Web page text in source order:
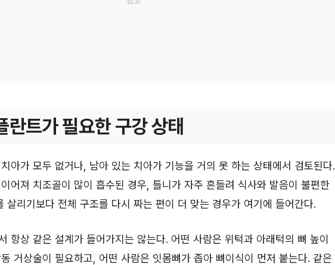
란트가 필요한 구강 상태
아가 모두 없거나, 남아 있는 치아가 기능을 거의 못 하는 상태에서 검토된다.
어져 치조골이 많이 흡수된 경우, 틀니가 자주 흔들려 식사와 발음이 불편한
살리기보다 전체 구조를 다시 짜는 편이 더 맞는 경우가 여기에 들어간다.
항상 같은 설계가 들어가지는 않는다. 어떤 사람은 위턱과 아래턱의 뼈 높이
거상술이 필요하고, 어떤 사람은 잇몸뼈가 좁아 뼈이식이 먼저 붙는다. 같은